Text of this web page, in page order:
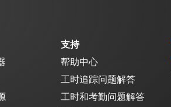
支持
帮助中心
工时追踪问题解答
工时和考勤问题解答